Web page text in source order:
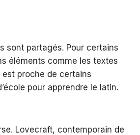
sont partagés. Pour certains
éléments comme les textes
proche de certains
pour apprendre le latin.
Lovecraft, contemporain de